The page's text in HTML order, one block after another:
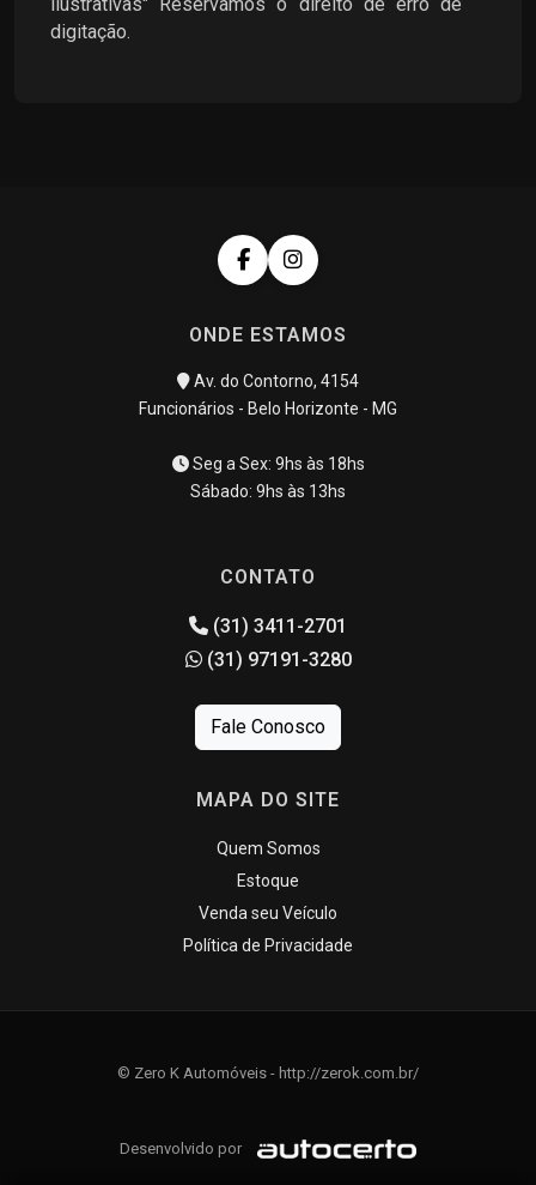
digitação.
ONDE ESTAMOS
Av. do Contorno, 4154
Funcionários - Belo Horizonte - MG
Seg a Sex: 9hs às 18hs
Sábado: 9hs às 13hs
CONTATO
(31) 3411-2701
(31) 97191-3280
Fale Conosco
MAPA DO SITE
Quem Somos
Estoque
Venda seu Veículo
Política de Privacidade
© Zero K Automóveis - http://zerok.com.br/
Desenvolvido por